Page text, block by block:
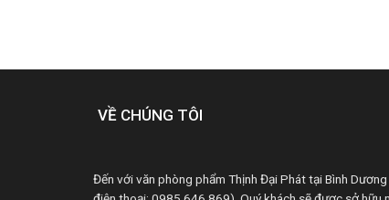
VỀ CHÚNG TÔI
Đến với văn phòng phẩm Thịnh Đại Phát tại Bình